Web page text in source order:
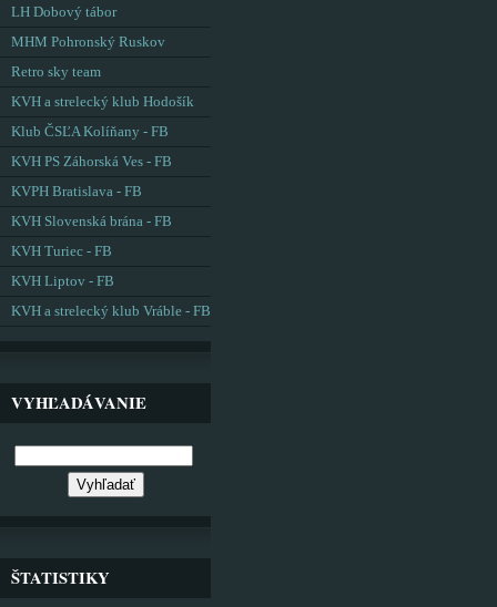
LH Dobový tábor
MHM Pohronský Ruskov
Retro sky team
KVH a strelecký klub Hodošík
Klub ČSĽA Kolíňany - FB
KVH PS Záhorská Ves - FB
KVPH Bratislava - FB
KVH Slovenská brána - FB
KVH Turiec - FB
KVH Liptov - FB
KVH a strelecký klub Vráble - FB
VYHĽADÁVANIE
ŠTATISTIKY